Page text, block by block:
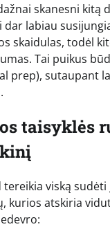
skanesni kitą
dar labiau
skaidulas, todėl
Tai puikus
prep), sutaupant
taisyklės
viską sudėti
kurios atskiria